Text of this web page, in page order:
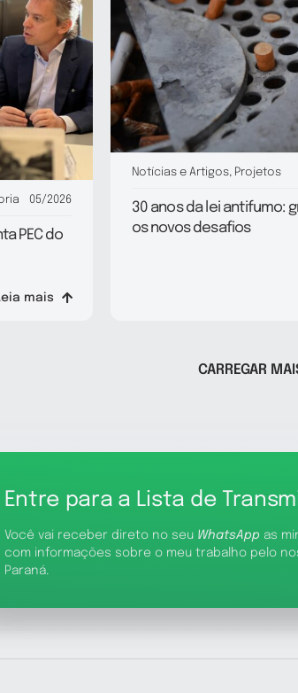
05/2026
PEC do
mais
Notícias e Artigos, Projetos
30 anos da lei antifumo:
os novos desafios
CARREGAR
Entre para a Lista de
Você vai receber direto no seu WhatsApp as
com informações sobre o meu trabalho pelo
Paraná.